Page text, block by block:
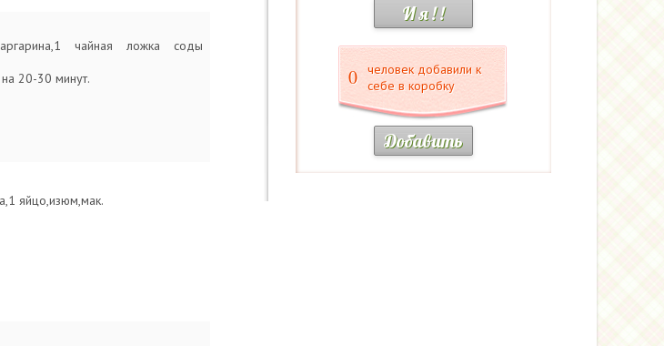
чайная ложка соды
20-30 минут.
яйцо,изюм,мак.
И я ! !
0
человек добавили к
себе в коробку
Добавить